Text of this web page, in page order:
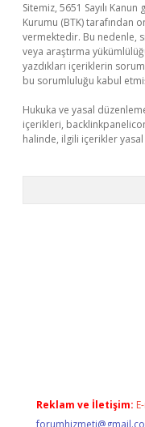
Sitemiz, 5651 Sayılı
Kurumu (BTK) tarafından
vermektedir. Bu nedenle,
veya araştırma
yazdıkları içeriklerin
bu sorumluluğu kabul
Hukuka ve yasal
içerikleri,
halinde, ilgili içerikler
Reklam ve İletişim: